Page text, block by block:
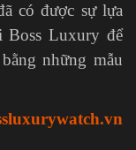
có được sự lựa
Boss Luxury để
những mẫu